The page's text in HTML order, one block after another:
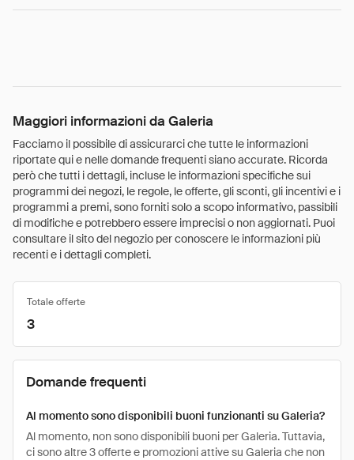
Maggiori informazioni da Galeria
Facciamo il possibile di assicurarci che tutte le informazioni
riportate qui e nelle domande frequenti siano accurate. Ricorda
però che tutti i dettagli, incluse le informazioni specifiche sui
programmi dei negozi, le regole, le offerte, gli sconti, gli incentivi e i
programmi a premi, sono forniti solo a scopo informativo, passibili
di modifiche e potrebbero essere imprecisi o non aggiornati. Puoi
consultare il sito del negozio per conoscere le informazioni più
recenti e i dettagli completi.
Totale offerte
3
Domande frequenti
Al momento sono disponibili buoni funzionanti su Galeria?
Al momento, non sono disponibili buoni per Galeria. Tuttavia,
ci sono altre 3 offerte e promozioni attive su Galeria che non